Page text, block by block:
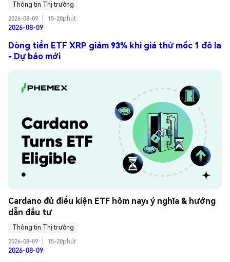
Thông tin Thị trường
2026-08-09
15-20phút
2026-08-09
Dòng tiền ETF XRP giảm 93% khi giá thử mốc 1 đô la
- Dự báo mới
Cardano đủ điều kiện ETF hôm nay: ý nghĩa & hướng
dẫn đầu tư
Thông tin Thị trường
2026-08-09
15-20phút
2026-08-09